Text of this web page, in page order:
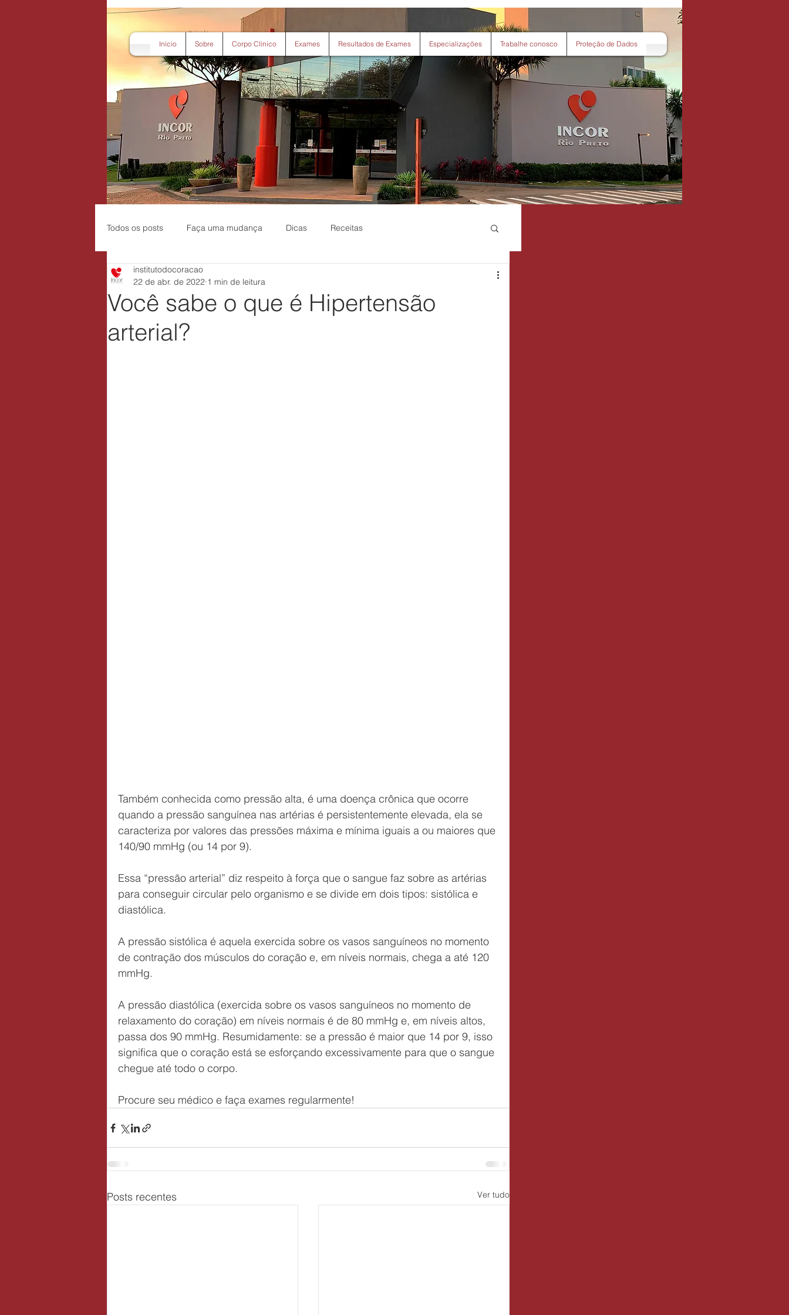
Início Sobre Corpo Clínico Exames Resultados de Exames Especializações Trabalhe conosco Proteção de Dados
Todos os posts Faça uma mudança Dicas Receitas
Você sabe o que é Hipertensão
arterial?
institutodocoracao
22 de abr. de 2022 1 min de leitura
Também conhecida como pressão alta, é uma doença crônica que ocorre
quando a pressão sanguínea nas artérias é persistentemente elevada, ela se
caracteriza por valores das pressões máxima e mínima iguais a ou maiores que
140/90 mmHg (ou 14 por 9).
Essa “pressão arterial” diz respeito à força que o sangue faz sobre as artérias
para conseguir circular pelo organismo e se divide em dois tipos: sistólica e
diastólica.
A pressão sistólica é aquela exercida sobre os vasos sanguíneos no momento
de contração dos músculos do coração e, em níveis normais, chega a até 120
mmHg.
A pressão diastólica (exercida sobre os vasos sanguíneos no momento de
relaxamento do coração) em níveis normais é de 80 mmHg e, em níveis altos,
passa dos 90 mmHg. Resumidamente: se a pressão é maior que 14 por 9, isso
significa que o coração está se esforçando excessivamente para que o sangue
chegue até todo o corpo.
Procure seu médico e faça exames regularmente!
Posts recentes Ver tudo